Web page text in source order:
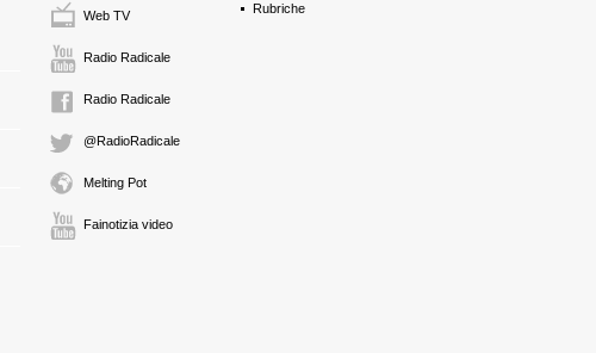
Web TV
Radio Radicale
Radio Radicale
@RadioRadicale
Melting Pot
Fainotizia video
Rubriche